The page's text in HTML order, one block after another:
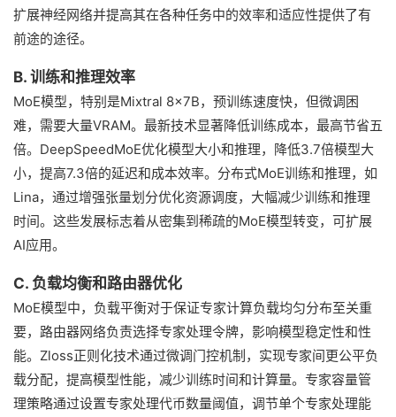
扩展神经网络并提高其在各种任务中的效率和适应性提供了有
前途的途径。
B. 训练和推理效率
MoE模型，特别是Mixtral 8x7B，预训练速度快，但微调困
难，需要大量VRAM。最新技术显著降低训练成本，最高节省五
倍。DeepSpeedMoE优化模型大小和推理，降低3.7倍模型大
小，提高7.3倍的延迟和成本效率。分布式MoE训练和推理，如
Lina，通过增强张量划分优化资源调度，大幅减少训练和推理
时间。这些发展标志着从密集到稀疏的MoE模型转变，可扩展
AI应用。
C. 负载均衡和路由器优化
MoE模型中，负载平衡对于保证专家计算负载均匀分布至关重
要，路由器网络负责选择专家处理令牌，影响模型稳定性和性
能。Zloss正则化技术通过微调门控机制，实现专家间更公平负
载分配，提高模型性能，减少训练时间和计算量。专家容量管
理策略通过设置专家处理代币数量阈值，调节单个专家处理能